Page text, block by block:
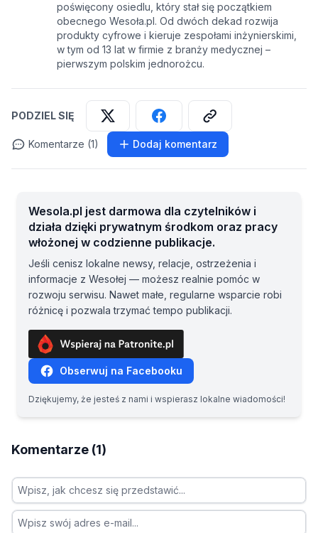
poświęcony osiedlu, który stał się początkiem
obecnego Wesoła.pl. Od dwóch dekad rozwija
produkty cyfrowe i kieruje zespołami inżynierskimi,
w tym od 13 lat w firmie z branży medycznej –
pierwszym polskim jednorożcu.
PODZIEL SIĘ
Komentarze (1) Dodaj komentarz
Wesola.pl jest darmowa dla czytelników i
działa dzięki prywatnym środkom oraz pracy
włożonej w codzienne publikacje.
Jeśli cenisz lokalne newsy, relacje, ostrzeżenia i
informacje z Wesołej — możesz realnie pomóc w
rozwoju serwisu. Nawet małe, regularne wsparcie robi
różnicę i pozwala trzymać tempo publikacji.
Obserwuj na Facebooku
Dziękujemy, że jesteś z nami i wspierasz lokalne wiadomości!
Komentarze (1)